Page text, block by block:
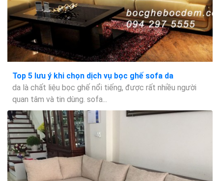
Top 5 lưu ý khi chọn dịch vụ bọc ghế sofa da
da là chất liệu bọc ghế nổi tiếng, được rất nhiều người
quan tâm và tin dùng. sofa...